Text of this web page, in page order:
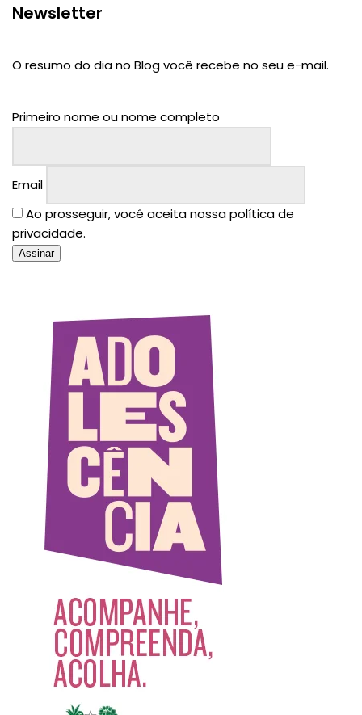
Newsletter
O resumo do dia no Blog você recebe no seu e-mail.
Primeiro nome ou nome completo
Email
Ao prosseguir, você aceita nossa política de
privacidade.